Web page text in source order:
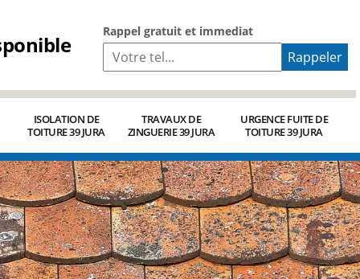
Rappel gratuit et immediat
ISOLATION DE
TOITURE 39 JURA
TRAVAUX DE
ZINGUERIE 39 JURA
URGENCE FUITE DE
TOITURE 39 JURA